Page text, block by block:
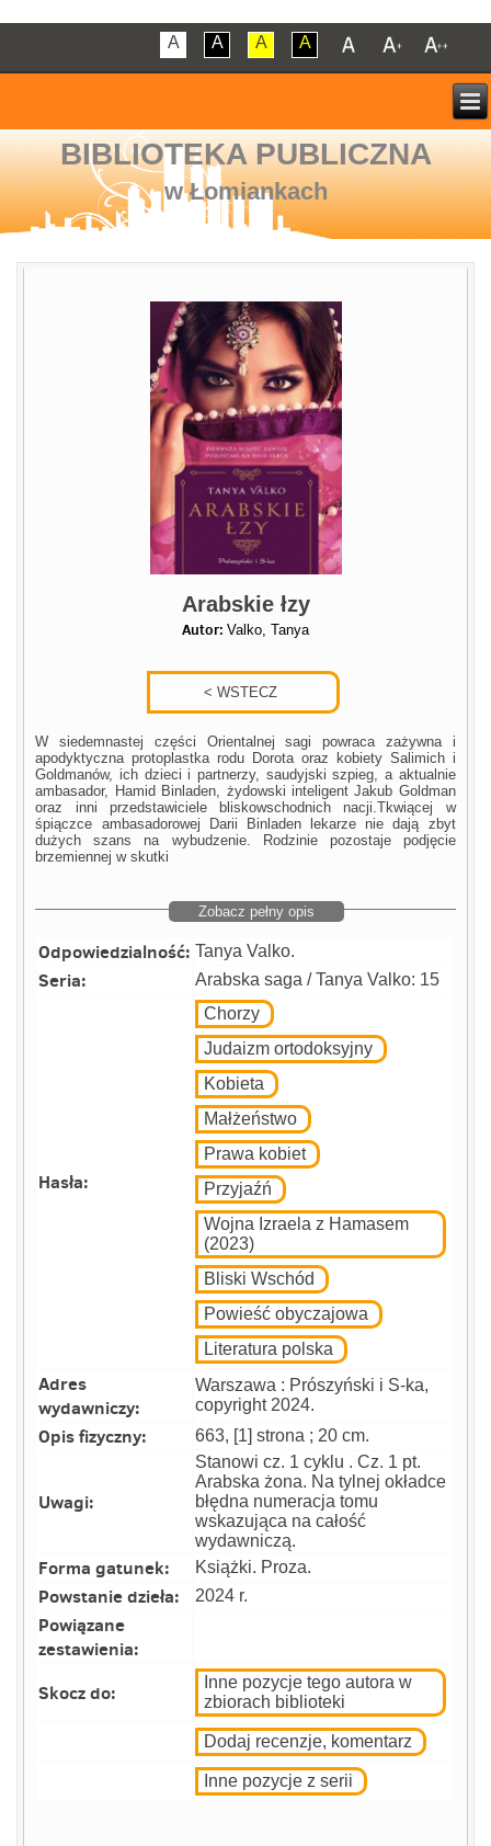
A A A A
BIBLIOTEKA PUBLICZNA
w Łomiankach
Arabskie łzy
Autor: Valko, Tanya
W siedemnastej części Orientalnej sagi powraca zażywna i
apodyktyczna protoplastka rodu Dorota oraz kobiety Salimich i
Goldmanów, ich dzieci i partnerzy, saudyjski szpieg, a aktualnie
ambasador, Hamid Binladen, żydowski inteligent Jakub Goldman
oraz inni przedstawiciele bliskowschodnich nacji.Tkwiącej w
śpiączce ambasadorowej Darii Binladen lekarze nie dają zbyt
dużych szans na wybudzenie. Rodzinie pozostaje podjęcie
brzemiennej w skutki
Zobacz pełny opis
Odpowiedzialność: Tanya Valko.
Seria: Arabska saga / Tanya Valko: 15
Hasła:
Chorzy
Judaizm ortodoksyjny
Kobieta
Małżeństwo
Prawa kobiet
Przyjaźń
Wojna Izraela z Hamasem
(2023)
Bliski Wschód
Powieść obyczajowa
Literatura polska
Adres
wydawniczy:
Warszawa : Prószyński i S-ka,
copyright 2024.
Opis fizyczny: 663, [1] strona ; 20 cm.
Uwagi:
Stanowi cz. 1 cyklu . Cz. 1 pt.
Arabska żona. Na tylnej okładce
błędna numeracja tomu
wskazująca na całość
wydawniczą.
Forma gatunek: Książki. Proza.
Powstanie dzieła: 2024 r.
Powiązane
zestawienia:
Skocz do:
Inne pozycje tego autora w
zbiorach biblioteki
Dodaj recenzje, komentarz
Inne pozycje z serii